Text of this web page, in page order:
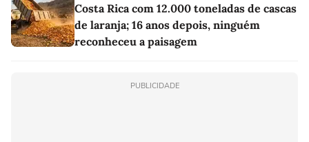
Costa Rica com 12.000 toneladas de cascas
de laranja; 16 anos depois, ninguém
reconheceu a paisagem
PUBLICIDADE